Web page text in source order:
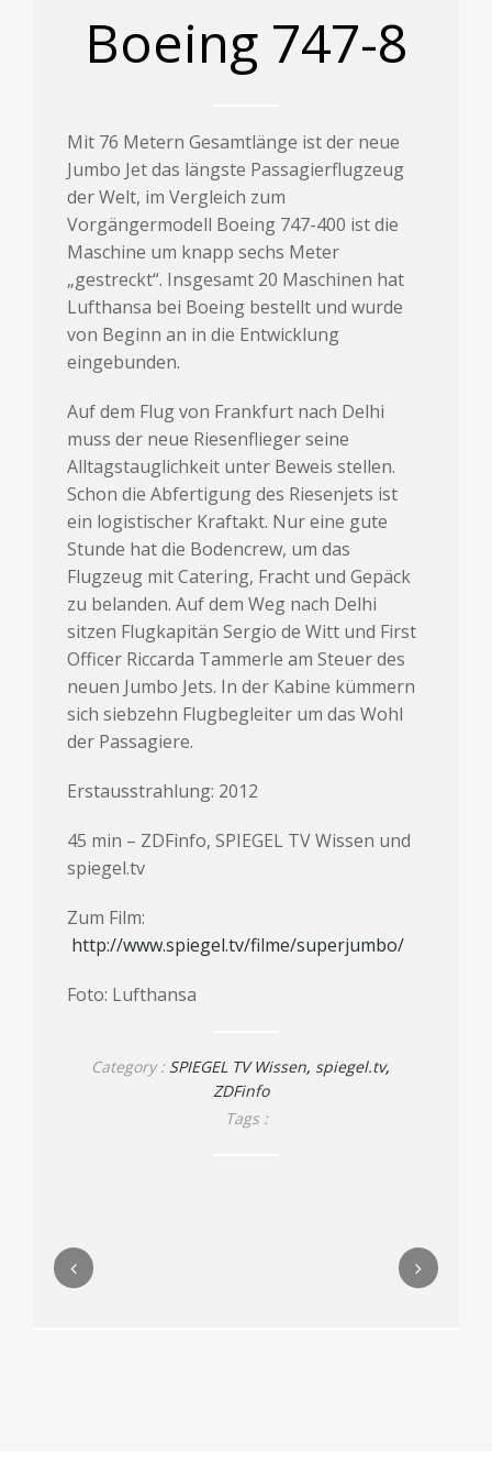
Boeing 747-8
Mit 76 Metern Gesamtlänge ist der neue
Jumbo Jet das längste Passagierflugzeug
der Welt, im Vergleich zum
Vorgängermodell Boeing 747-400 ist die
Maschine um knapp sechs Meter
„gestreckt“. Insgesamt 20 Maschinen hat
Lufthansa bei Boeing bestellt und wurde
von Beginn an in die Entwicklung
eingebunden.
Auf dem Flug von Frankfurt nach Delhi
muss der neue Riesenflieger seine
Alltagstauglichkeit unter Beweis stellen.
Schon die Abfertigung des Riesenjets ist
ein logistischer Kraftakt. Nur eine gute
Stunde hat die Bodencrew, um das
Flugzeug mit Catering, Fracht und Gepäck
zu belanden. Auf dem Weg nach Delhi
sitzen Flugkapitän Sergio de Witt und First
Officer Riccarda Tammerle am Steuer des
neuen Jumbo Jets. In der Kabine kümmern
sich siebzehn Flugbegleiter um das Wohl
der Passagiere.
Erstausstrahlung: 2012
45 min – ZDFinfo, SPIEGEL TV Wissen und
spiegel.tv
Zum Film:
http://www.spiegel.tv/filme/superjumbo/
Foto: Lufthansa
Category : SPIEGEL TV Wissen, spiegel.tv,
ZDFinfo
Tags :